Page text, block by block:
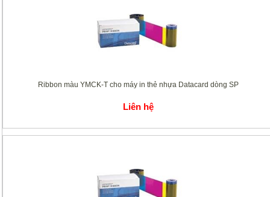
Ribbon màu YMCK-T cho máy in thẻ nhựa Datacard dòng SP
Liên hệ